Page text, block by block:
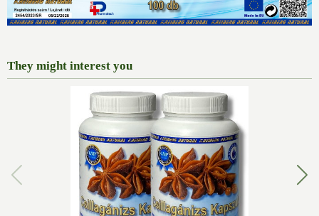
They might interest you